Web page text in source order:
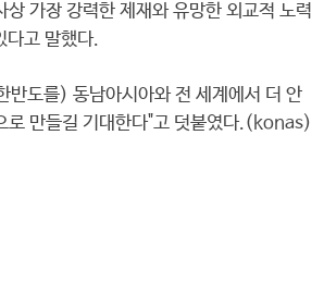
상 가장 강력한 제재와 유망한 외교적 노력
다고 말했다.
반도를) 동남아시아와 전 세계에서 더 안
로 만들길 기대한다"고 덧붙였다.(konas)